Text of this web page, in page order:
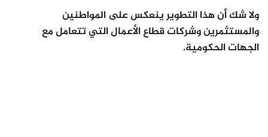
ولا شك أن هذا التطوير ينعكس على المواطنين
والمستثمرين وشركات قطاع الأعمال التي تتعامل مع
الجهات الحكومية.